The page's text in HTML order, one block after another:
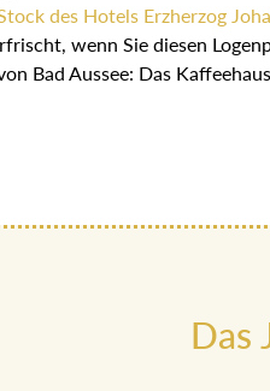
Stock des Hotels Erzherzog
gleich erfrischt, wenn Sie
quirligen Herzen von Bad
Das